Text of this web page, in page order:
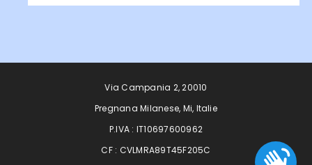
Via Campania 2, 20010
Pregnana Milanese, Mi, Italie
P.IVA : IT10697600962
CF : CVLMRA89T45F205C